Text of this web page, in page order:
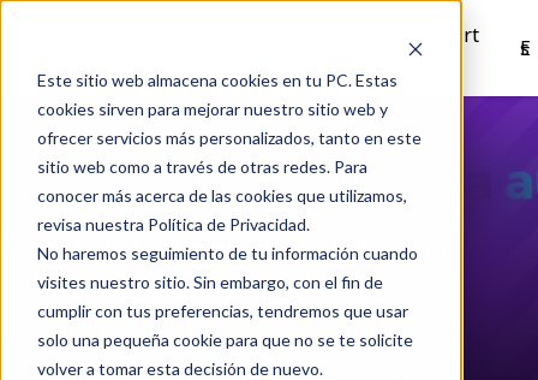
Este sitio web almacena cookies en tu PC. Estas
cookies sirven para mejorar nuestro sitio web y
ofrecer servicios más personalizados, tanto en este
sitio web como a través de otras redes. Para
conocer más acerca de las cookies que utilizamos,
revisa nuestra Política de Privacidad.
No haremos seguimiento de tu información cuando
visites nuestro sitio. Sin embargo, con el fin de
cumplir con tus preferencias, tendremos que usar
solo una pequeña cookie para que no se te solicite
volver a tomar esta decisión de nuevo.
Soport
e
Es
Volver
¿Cómo conseguir que mis
vendedores sean más
productivos?
Jun 28, 2021